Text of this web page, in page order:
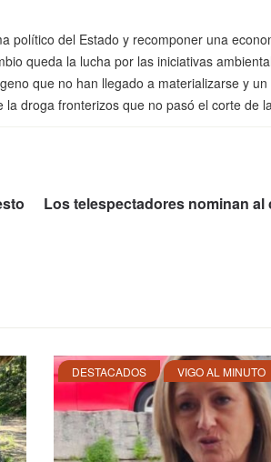
político del Estado y recomponer una
queda la lucha por las iniciativas
que no han llegado a materializarse y
droga fronterizos que no pasó el corte de
Los telespectadores nominan al
DESTACADOS VIGO AL MINUTO